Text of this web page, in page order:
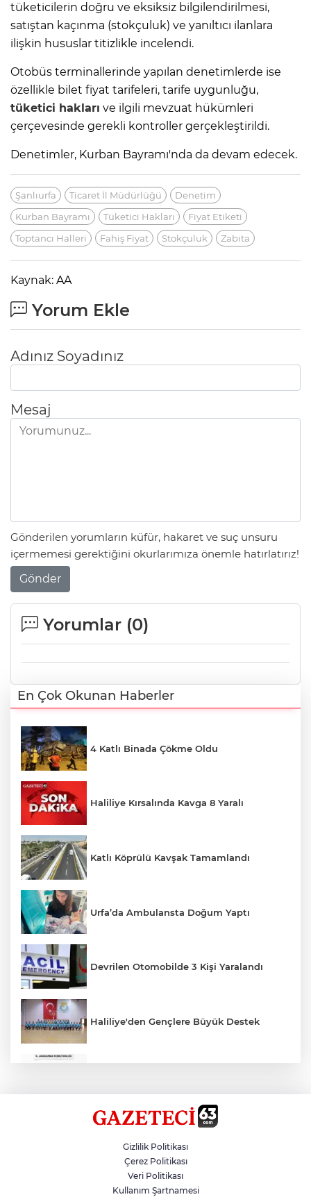
tüketicilerin doğru ve eksiksiz bilgilendirilmesi,
satıştan kaçınma (stokçuluk) ve yanıltıcı ilanlara
ilişkin hususlar titizlikle incelendi.
Otobüs terminallerinde yapılan denetimlerde ise
özellikle bilet fiyat tarifeleri, tarife uygunluğu,
tüketici hakları ve ilgili mevzuat hükümleri
çerçevesinde gerekli kontroller gerçekleştirildi.
Denetimler, Kurban Bayramı'nda da devam edecek.
Şanlıurfa Ticaret İl Müdürlüğü
Denetim
Kurban Bayramı
Tüketici Hakları
Fiyat Etiketi
Toptancı Halleri
Fahiş Fiyat Stokçuluk Zabıta
Kaynak: AA
Yorum Ekle
Adınız Soyadınız
Mesaj
Gönderilen yorumların küfür, hakaret ve suç unsuru
içermemesi gerektiğini okurlarımıza önemle hatırlatırız!
Gönder
Yorumlar (0)
En Çok Okunan Haberler
4 Katlı Binada Çökme Oldu
Haliliye Kırsalında Kavga 8 Yaralı
Katlı Köprülü Kavşak Tamamlandı
Urfa’da Ambulansta Doğum Yaptı
Devrilen Otomobilde 3 Kişi Yaralandı
Haliliye'den Gençlere Büyük Destek
Hikmet Başak’tan Ulaşım Çalışması
Atatürk Bulvarında Asfalt Yenileniyor
Gizlilik Politikası
Çerez Politikası
Veri Politikası
Kullanım Şartnamesi